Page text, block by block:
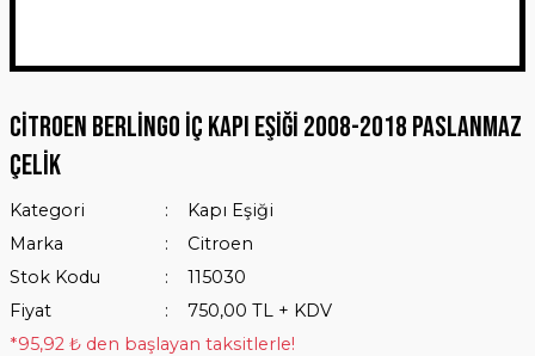
Citroen Berlingo İç Kapı Eşiği 2008-2018 Paslanmaz
Çelik
Kategori
Kapı Eşiği
Marka
Citroen
Stok Kodu
115030
Fiyat
750,00 TL + KDV
*95,92 ₺ den başlayan taksitlerle!